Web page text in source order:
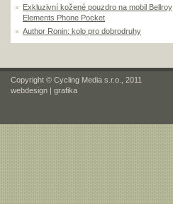
Exkluzivní kožené pouzdro na mobil Bellroy
Elements Phone Pocket
Author Ronin: kolo pro dobrodruhy
Copyright © Cycling Media s.r.o., 2011
webdesign | grafika